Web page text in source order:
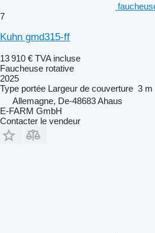
7
Kuhn gmd315-ff
13 910 € TVA incluse
Faucheuse rotative
2025
Type portée Largeur de couverture 3 m
Allemagne, De-48683 Ahaus
E-FARM GmbH
Contacter le vendeur